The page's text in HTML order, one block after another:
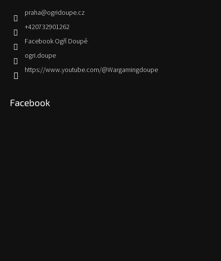
praha@ogridoupe.cz
+420732901262
Facebook Ogří Doupě
ogri.doupe
https://www.youtube.com/@Wargamingdoupe
Facebook